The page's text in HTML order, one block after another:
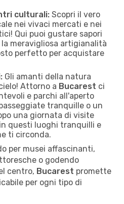
culturali: Scopri il vero
nei vivaci mercati e nei
Qui puoi gustare sapori
meravigliosa artigianalità
perfetto per acquistare
Gli amanti della natura
Attorno a Bucarest ci
e parchi all'aperto
tranquille o un
una giornata di visite
questi luoghi tranquilli e
ti circonda.
per musei affascinanti,
o godendo
centro, Bucarest promette
per ogni tipo di